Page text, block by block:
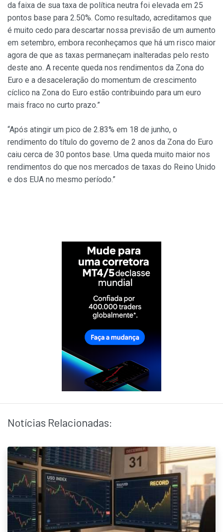
da faixa de sua taxa de política neutra foi elevada em 25
pontos base para 2.50%. Como resultado, acreditamos que
é muito cedo para descartar nossa previsão de um aumento
em setembro, embora reconheçamos que há um risco maior
agora de que as taxas permaneçam inalteradas pelo resto
deste ano. A recente queda nos rendimentos da Zona do
Euro e a desaceleração do momentum de crescimento
cíclico na Zona do Euro estão contribuindo para um euro
mais fraco no curto prazo.”
“Após atingir um pico de 2.83% em 18 de junho, o
rendimento do título do governo de 2 anos da Zona do Euro
caiu cerca de 30 pontos base. Uma queda muito maior nos
rendimentos do que nos mercados de taxas do Reino Unido
e dos EUA no mesmo período.”
Notícias Relacionadas: